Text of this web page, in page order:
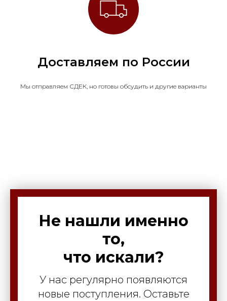
Доставляем по России
Мы отправляем СДЕК, но готовы обсудить и другие варианты
Не нашли именно
то,
что искали?
У нас регулярно появляются
новые поступления. Оставьте